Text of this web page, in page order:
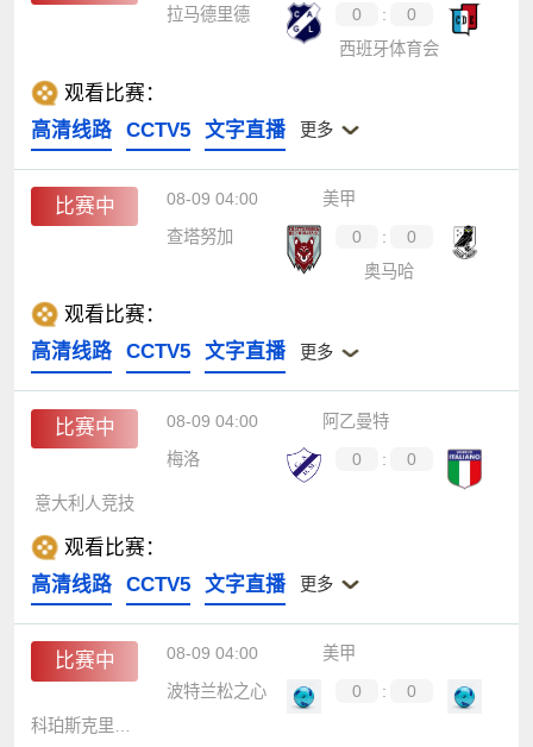
拉马德里德 0 :
0
西班牙体育会
观看比赛：
高清线路
CCTV5 文字直播 更多
比赛中 08-09 04:00
美甲
查塔努加
0 :
0
奥马哈
观看比赛：
高清线路
CCTV5 文字直播 更多
比赛中 08-09 04:00
阿乙曼特
梅洛
0 : 0
意大利人竞技
观看比赛：
高清线路
CCTV5 文字直播 更多
比赛中 08-09 04:00
美甲
波特兰松之心
0 :
0